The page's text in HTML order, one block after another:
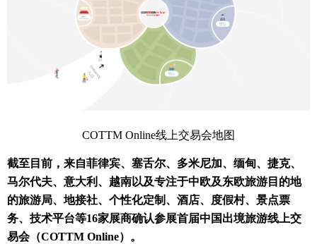
COTTM Online线上交易会地图
截至目前，来自菲律宾、塞舌尔、多米尼加、缅甸、捷克、
马尔代夫、意大利、越南以及专注于中欧及东欧旅游目的地
的旅游局、地接社、个性化定制、酒店、度假村、景点票
务、技术平台等16家展商确认参展首届中国出境旅游线上交
易会（COTTM Online）。